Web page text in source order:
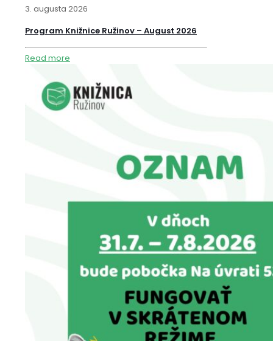
3. augusta 2026
Program Knižnice Ružinov – August 2026
Read more